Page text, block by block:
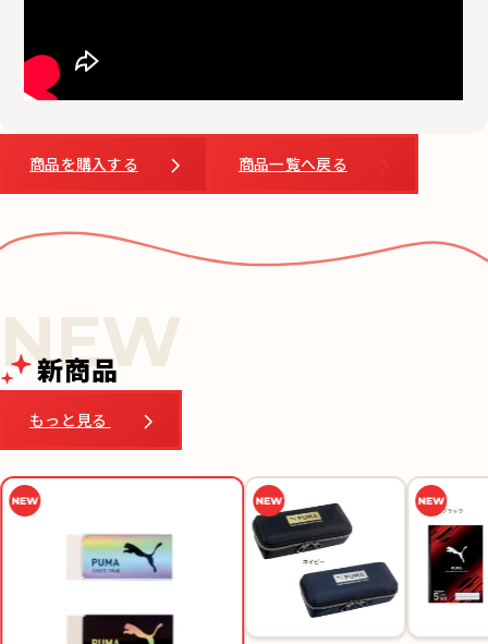
商品を購入する 商品一覧へ戻る
新商品
もっと見る